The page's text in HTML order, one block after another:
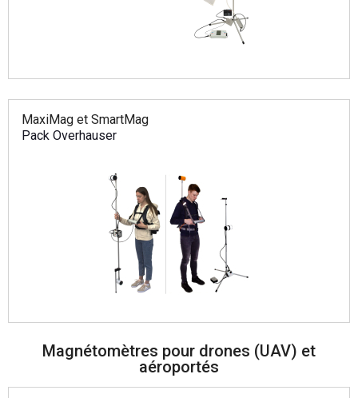
MaxiMag et SmartMag
Pack Overhauser
Magnétomètres pour drones (UAV) et
aéroportés